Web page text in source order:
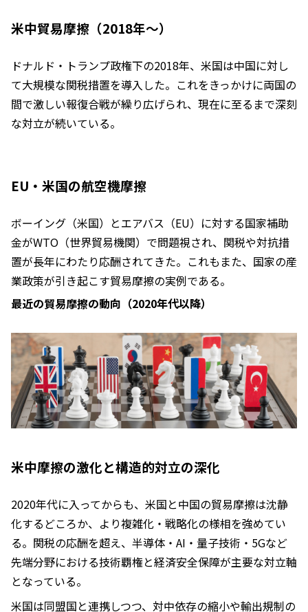
米中貿易摩擦（2018年〜）
ドナルド・トランプ政権下の2018年、米国は中国に対し
て大規模な関税措置を導入した。これをきっかけに両国の
間で激しい報復合戦が繰り広げられ、現在に至るまで深刻
な対立が続いている。
EU・米国の航空機摩擦
ボーイング（米国）とエアバス（EU）に対する国家補助
金がWTO（世界貿易機関）で問題視され、関税や対抗措
置が長年にわたり応酬されてきた。これもまた、国家の産
業政策が引き起こす貿易摩擦の実例である。
最近の貿易摩擦の動向（2020年代以降）
米中摩擦の激化と構造的対立の深化
2020年代に入ってからも、米国と中国の貿易摩擦は沈静
化するどころか、より複雑化・戦略化の様相を強めてい
る。関税の応酬を超え、半導体・AI・量子技術・5Gなど
先端分野における技術覇権と経済安全保障が主要な対立軸
となっている。
米国は同盟国と連携しつつ、対中依存の縮小や輸出規制の